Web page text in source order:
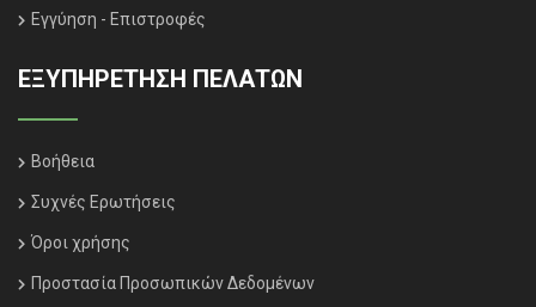
Εγγύηση - Επιστροφές
ΕΞΥΠΗΡΈΤΗΣΗ ΠΕΛΑΤΏΝ
Βοήθεια
Συχνές Ερωτήσεις
Όροι χρήσης
Προστασία Προσωπικών Δεδομένων